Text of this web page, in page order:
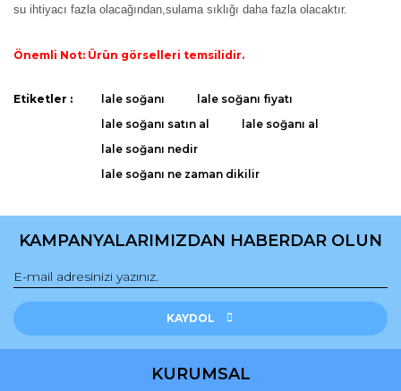
su ihtiyacı fazla olacağından,sulama sıklığı daha fazla olacaktır.
Önemli Not: Ürün görselleri temsilidir.
Bu ürüne ilk yorumu siz yapın!
Yorum Yaz
Bu ürünün fiyat bilgisi, resim, ürün açıklamalarında ve diğer
kullanarak tarafımıza iletebilirsiniz.
Görüş ve önerileriniz için teşekkür ederiz.
Ürün açıklamasında eksik bilgiler bulunuyor.
Ürün bilgilerinde hatalar bulunuyor.
Bu ürüne benzer farklı alternatifler olmalı.
Etiketler : lale soğanı
lale soğanı fiyatı
lale soğanı satın al
lale soğanı al
lale soğanı nedir
lale soğanı ne zaman dikilir
KAMPANYALARIMIZDAN HABERDAR OLUN
KAYDOL
KURUMSAL